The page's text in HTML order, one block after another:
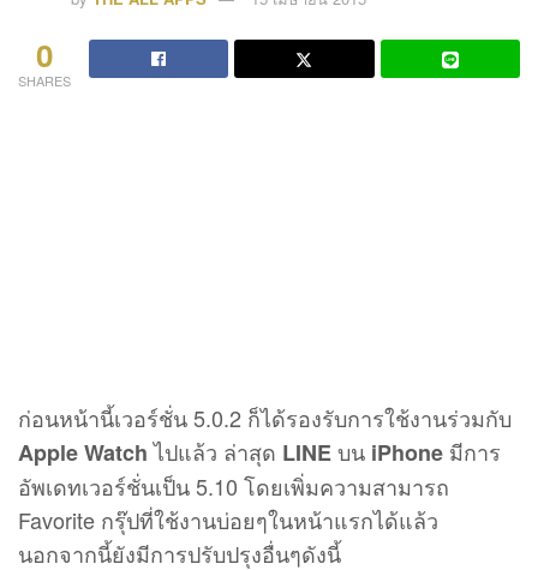
0
SHARES
ก่อนหน้านี้เวอร์ชั่น 5.0.2 ก็ได้รองรับการใช้งานร่วมกับ
Apple Watchไปแล้ว ล่าสุด LINEบน iPhone มีการ
อัพเดทเวอร์ชั่นเป็น 5.10 โดยเพิ่มความสามารถ
Favorite กรุ๊ปที่ใช้งานบ่อยๆในหน้าแรกได้แล้ว
นอกจากนี้ยังมีการปรับปรุงอื่นๆดังนี้